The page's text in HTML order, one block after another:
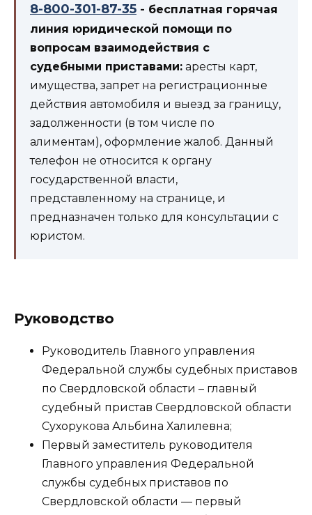
8-800-301-87-35 - бесплатная горячая
линия юридической помощи по
вопросам взаимодействия с
судебными приставами: аресты карт,
имущества, запрет на регистрационные
действия автомобиля и выезд за границу,
задолженности (в том числе по
алиментам), оформление жалоб. Данный
телефон не относится к органу
государственной власти,
представленному на странице, и
предназначен только для консультации с
юристом.
Руководство
Руководитель Главного управления
Федеральной службы судебных приставов
по Свердловской области – главный
судебный пристав Свердловской области
Сухорукова Альбина Халилевна;
Первый заместитель руководителя
Главного управления Федеральной
службы судебных приставов по
Свердловской области — первый